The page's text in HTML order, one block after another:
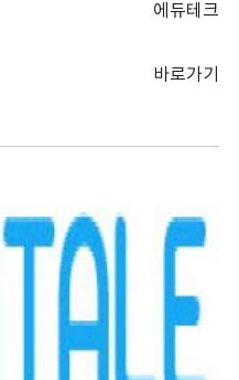
에듀테크
바로가기